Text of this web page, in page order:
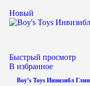
Новый
Быстрый просмотр
В избранное
Boy’s Toys Инвизибл